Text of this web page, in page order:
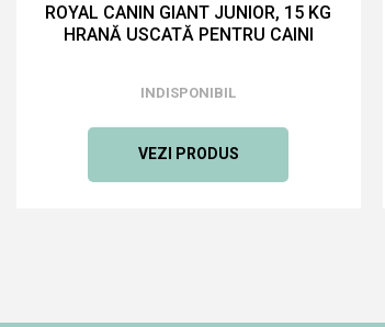
ROYAL CANIN GIANT JUNIOR, 15 KG
HRANĂ USCATĂ PENTRU CAINI
INDISPONIBIL
VEZI PRODUS